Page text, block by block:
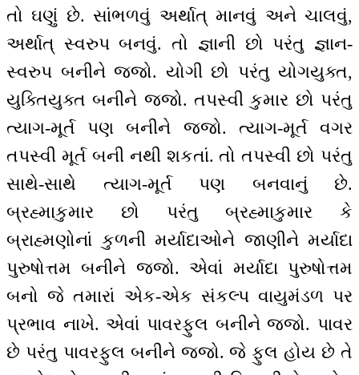
તો ઘણું છે. સાંભળવું અર્થાત્ માનવું અને ચાલવું,
અર્થાત્ સ્વરુપ બનવું. તો જ્ઞાની છો પરંતુ જ્ઞાન-
સ્વરુપ બનીને જજો. યોગી છો પરંતુ યોગયુક્ત,
યુક્તિયુક્ત બનીને જજો. તપસ્વી કુમાર છો પરંતુ
ત્યાગ-મૂર્ત પણ બનીને જજો. ત્યાગ-મૂર્ત વગર
તપસ્વી મૂર્ત બની નથી શકતાં. તો તપસ્વી છો પરંતુ
સાથે-સાથે ત્યાગ-મૂર્ત પણ બનવાનું છે.
બ્રહ્માકુમાર છો પરંતુ બ્રહ્માકુમાર કે
બ્રાહ્મણોનાં કુળની મર્યાદાઓને જાણીને મર્યાદા
પુરુષોત્તમ બનીને જજો. એવાં મર્યાદા પુરુષોત્તમ
બનો જે તમારાં એક-એક સંકલ્પ વાયુમંડળ પર
પ્રભાવ નાખે. એવાં પાવરફુલ બનીને જજો. પાવર
છે પરંતુ પાવરફુલ બનીને જજો. જે ફુલ હોય છે તે